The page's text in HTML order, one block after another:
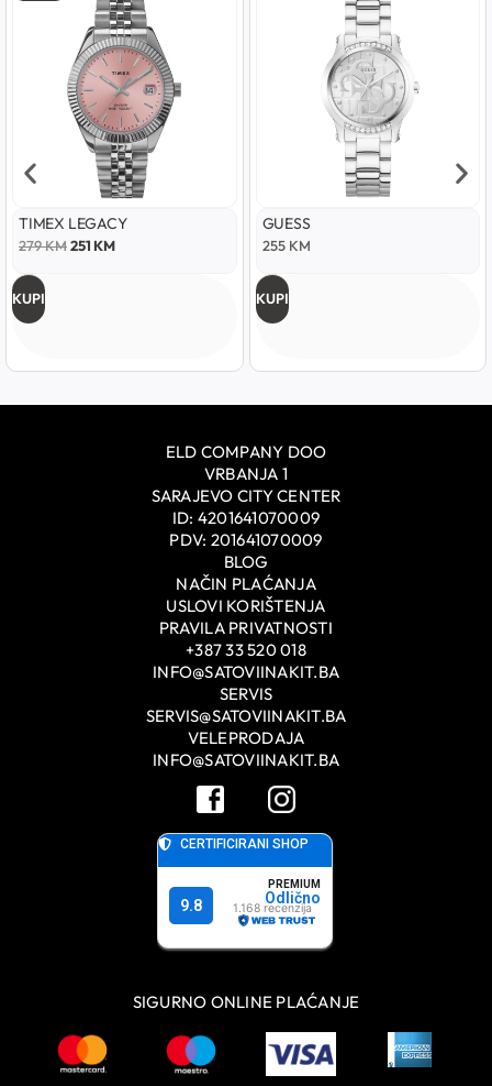
TIMEX LEGACY
279KM251KM
KUPI
GUESS
255 KM
KUPI
ELD COMPANY DOO
VRBANJA 1
SARAJEVO CITY CENTER
ID: 4201641070009
PDV: 201641070009
BLOG
NAČIN PLAĆANJA
USLOVI KORIŠTENJA
PRAVILA PRIVATNOSTI
+387 33 520 018
INFO@SATOVIINAKIT.BA
SERVIS
SERVIS@SATOVIINAKIT.BA
VELEPRODAJA
INFO@SATOVIINAKIT.BA
SIGURNO ONLINE PLAĆANJE